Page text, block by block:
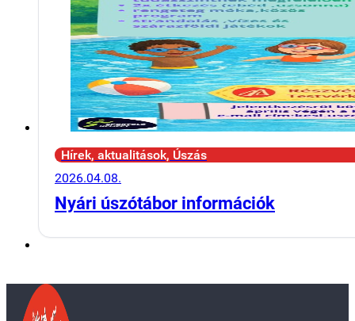
Hírek, aktualitások, Úszás
2026.04.08.
Nyári úszótábor információk